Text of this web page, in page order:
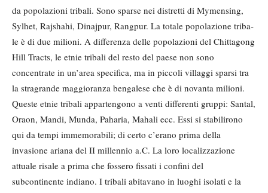
da popolazioni tribali. Sono sparse nei distretti di Mymensing,
Sylhet, Rajshahi, Dinajpur, Rangpur. La totale popolazione triba­
le è di due milioni. A differenza delle popolazioni del Chittagong
Hill Tracts, le etnie tribali del resto del pae­se non sono
concentrate in un’area specifica, ma in piccoli villaggi sparsi tra
la stragrande maggioranza benga­lese che è di novanta milioni.
Queste etnie tribali appartengono a venti differenti gruppi: Santal,
Oraon, Mandi, Munda, Paharia, Mahali ecc. Essi si stabilirono
qui da tempi imme­morabili; di certo c’erano prima della
invasione ariana del II millennio a.C. La loro localizzazione
attuale risale a prima che fossero fissati i confini del
subcontinente indiano. I tribali abita­vano in luoghi isolati e la